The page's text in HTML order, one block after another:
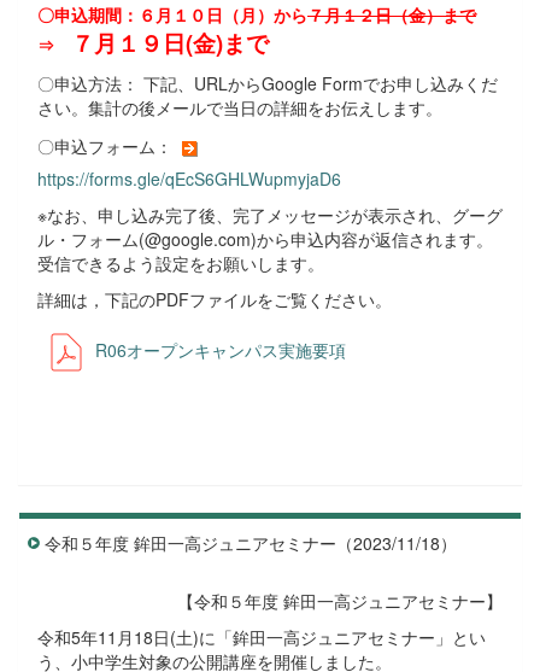
〇申込期間：６月１０日（月）から７月１２日（金）まで
⇒
７月１９日(金)まで
〇申込方法： 下記、URLからGoogle Formでお申し込みくだ
さい。集計の後メールで当日の詳細をお伝えします。
〇申込フォーム：
https://forms.gle/qEcS6GHLWupmyjaD6
※なお、申し込み完了後、完了メッセージが表示され、グーグ
ル・フォーム(@google.com)から申込内容が返信されます。
受信できるよう設定をお願いします。
詳細は，下記のPDFファイルをご覧ください。
R06オープンキャンパス実施要項
令和５年度 鉾田一高ジュニアセミナー（2023/11/18）
【令和５年度 鉾田一高ジュニアセミナー】
令和5年11月18日(土)に「鉾田一高ジュニアセミナー」とい
う、小中学生対象の公開講座を開催しました。